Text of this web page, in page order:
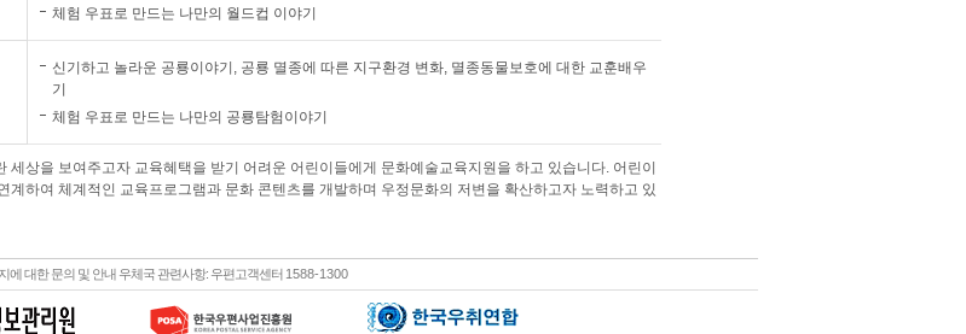
체험 우표로 만드는 나만의 월드컵 이야기
신기하고 놀라운 공룡이야기, 공룡 멸종에 따른 지구환경 변화, 멸종동물보호에 대한 교훈배우
기
체험 우표로 만드는 나만의 공룡탐험이야기
세상을 보여주고자 교육혜택을 받기 어려운 어린이들에게 문화예술교육지원을 하고 있습니다. 어린이
계하여 체계적인 교육프로그램과 문화 콘텐츠를 개발하며 우정문화의 저변을 확산하고자 노력하고 있
에 대한 문의 및 안내 우체국 관련사항: 우편고객센터 1588-1300